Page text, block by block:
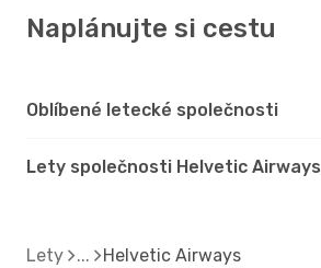
Naplánujte si cestu
Oblíbené letecké společnosti
Lety společnosti Helvetic Airways
Lety Helvetic Airways